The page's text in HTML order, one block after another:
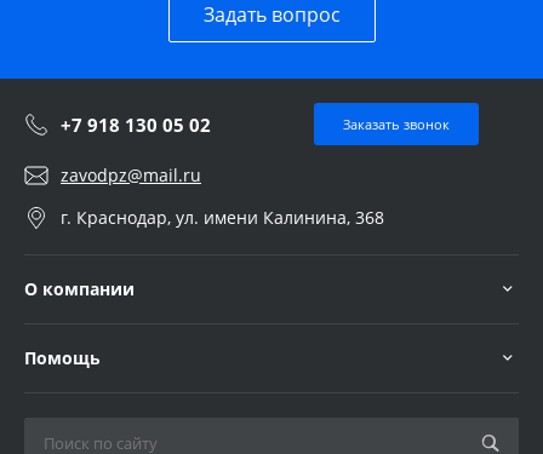
Задать вопрос
+7 918 130 05 02 Заказать звонок
zavodpz@mail.ru
г. Краснодар, ул. имени Калинина, 368
О компании
Помощь